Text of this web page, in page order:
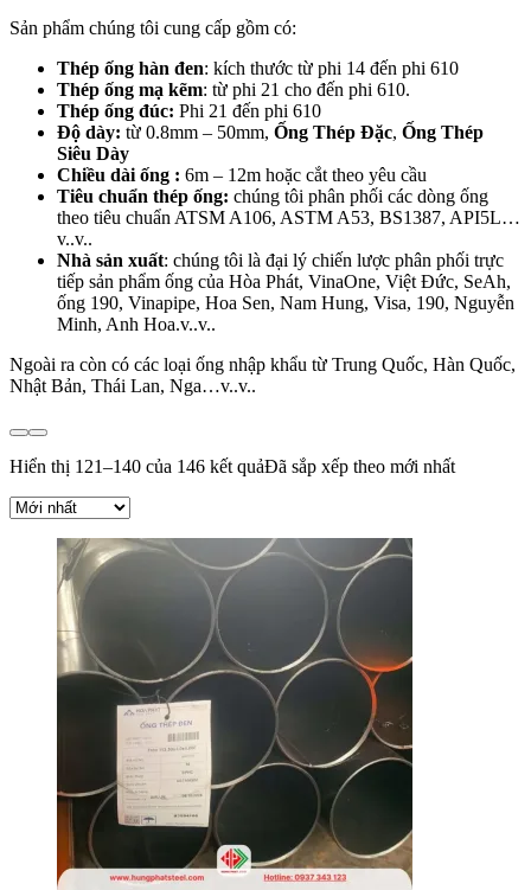
Sản phẩm chúng tôi cung cấp gồm có:
Thép ống hàn đen: kích thước từ phi 14 đến phi 610
Thép ống mạ kẽm: từ phi 21 cho đến phi 610.
Thép ống đúc: Phi 21 đến phi 610
Độ dày: từ 0.8mm – 50mm, Ống Thép Đặc, Ống Thép
Siêu Dày
Chiều dài ống : 6m – 12m hoặc cắt theo yêu cầu
Tiêu chuẩn thép ống: chúng tôi phân phối các dòng ống
theo tiêu chuẩn ATSM A106, ASTM A53, BS1387, API5L…
v..v..
Nhà sản xuất: chúng tôi là đại lý chiến lược phân phối trực
tiếp sản phẩm ống của Hòa Phát, VinaOne, Việt Đức, SeAh,
ống 190, Vinapipe, Hoa Sen, Nam Hung, Visa, 190, Nguyễn
Minh, Anh Hoa.v..v..
Ngoài ra còn có các loại ống nhập khẩu từ Trung Quốc, Hàn Quốc,
Nhật Bản, Thái Lan, Nga…v..v..
Hiển thị 121–140 của 146 kết quảĐã sắp xếp theo mới nhất